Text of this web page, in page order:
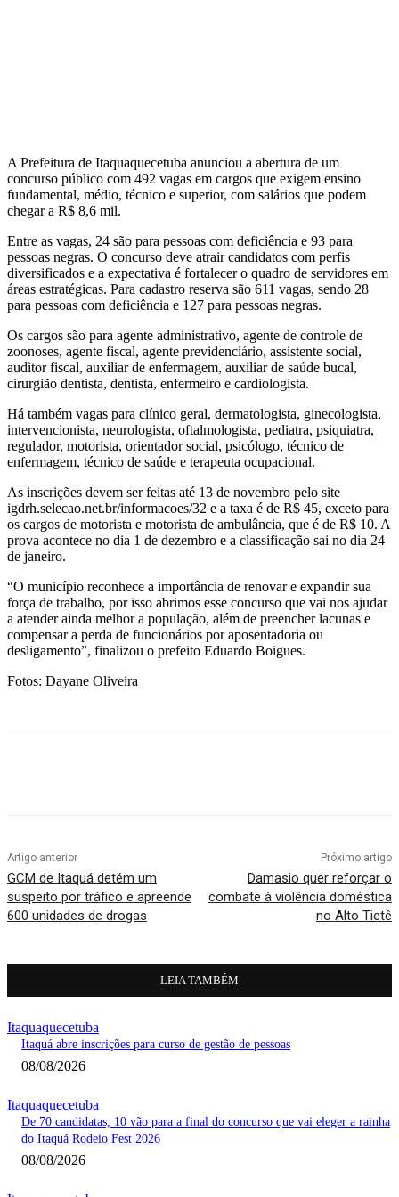
A Prefeitura de Itaquaquecetuba anunciou a abertura de um
concurso público com 492 vagas em cargos que exigem ensino
fundamental, médio, técnico e superior, com salários que podem
chegar a R$ 8,6 mil.
Entre as vagas, 24 são para pessoas com deficiência e 93 para
pessoas negras. O concurso deve atrair candidatos com perfis
diversificados e a expectativa é fortalecer o quadro de servidores em
áreas estratégicas. Para cadastro reserva são 611 vagas, sendo 28
para pessoas com deficiência e 127 para pessoas negras.
Os cargos são para agente administrativo, agente de controle de
zoonoses, agente fiscal, agente previdenciário, assistente social,
auditor fiscal, auxiliar de enfermagem, auxiliar de saúde bucal,
cirurgião dentista, dentista, enfermeiro e cardiologista.
Há também vagas para clínico geral, dermatologista, ginecologista,
intervencionista, neurologista, oftalmologista, pediatra, psiquiatra,
regulador, motorista, orientador social, psicólogo, técnico de
enfermagem, técnico de saúde e terapeuta ocupacional.
As inscrições devem ser feitas até 13 de novembro pelo site
igdrh.selecao.net.br/informacoes/32 e a taxa é de R$ 45, exceto para
os cargos de motorista e motorista de ambulância, que é de R$ 10. A
prova acontece no dia 1 de dezembro e a classificação sai no dia 24
de janeiro.
“O município reconhece a importância de renovar e expandir sua
força de trabalho, por isso abrimos esse concurso que vai nos ajudar
a atender ainda melhor a população, além de preencher lacunas e
compensar a perda de funcionários por aposentadoria ou
desligamento”, finalizou o prefeito Eduardo Boigues.
Fotos: Dayane Oliveira
Artigo anterior
GCM de Itaquá detém um
suspeito por tráfico e apreende
600 unidades de drogas
Próximo artigo
Damasio quer reforçar o
combate à violência doméstica
no Alto Tietê
LEIA TAMBÉM
Itaquaquecetuba
Itaquá abre inscrições para curso de gestão de pessoas
08/08/2026
Itaquaquecetuba
De 70 candidatas, 10 vão para a final do concurso que vai eleger a rainha
do Itaquá Rodeio Fest 2026
08/08/2026